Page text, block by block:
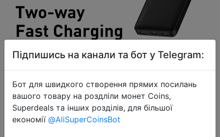
Підпишись на канали та бот у Telegram:
Бот для швидкого створення прямих посилань
вашого товару на роздліли монет Coins,
Superdeals та інших розділів, для більшої
економії @AliSuperCoinsBot